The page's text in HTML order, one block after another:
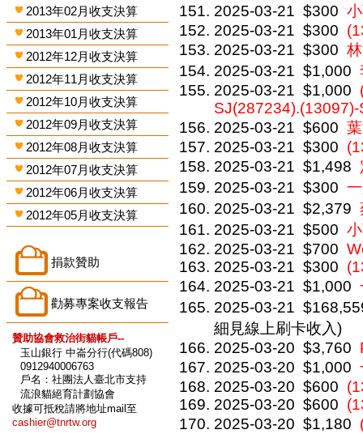
2013年02月收支決算
2013年01月收支決算
2012年12月收支決算
2012年11月收支決算
2012年10月收支決算
2012年09月收支決算
2012年08月收支決算
2012年07月收支決算
2012年06月收支決算
2012年05月收支決算
捐款贊助
勸募專案收支報告
贊助協會救治街貓帳戶--
玉山銀行 中崙分行(代碼808)
0912940006763
戶名：社團法人臺北市支持
流浪貓絕育計劃協會
收據可抵稅請將地址mail至
cashier@tnrtw.org
2025-03-21 $300
2025-03-21 $300
2025-03-21 $300
2025-03-21 $1,000
2025-03-21 $1,000
2025-03-21 $600
2025-03-21 $300
2025-03-21 $1,498
2025-03-21 $300
2025-03-21 $2,379
2025-03-21 $500
2025-03-21 $700
2025-03-21 $300
2025-03-21 $1,000
2025-03-21
細見線上刷卡收入)
2025-03-20 $3,760
2025-03-20 $1,000
2025-03-20 $600
2025-03-20 $600
2025-03-20 $1,180